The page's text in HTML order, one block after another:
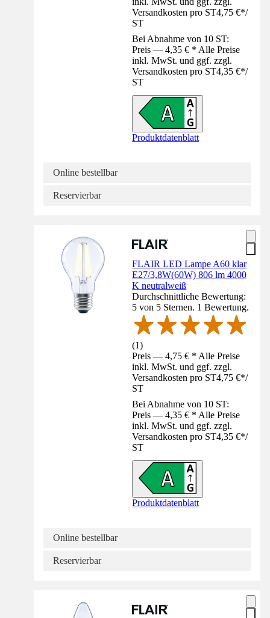
Versandkosten pro ST4,75 €*/
ST
Bei Abnahme von 10 ST:
Preis — 4,35 € * Alle Preise
inkl. MwSt. und ggf. zzgl.
Versandkosten pro ST4,35 €*/
ST
Produktdatenblatt
Online bestellbar
Reservierbar
FLAIR LED Lampe A60 klar
E27/3,8W(60W) 806 lm 4000
K neutralweiß
Durchschnittliche Bewertung:
5 von 5 Sternen. 1 Bewertung.
(1)
Preis — 4,75 € * Alle Preise
inkl. MwSt. und ggf. zzgl.
Versandkosten pro ST4,75 €*/
ST
Bei Abnahme von 10 ST:
Preis — 4,35 € * Alle Preise
inkl. MwSt. und ggf. zzgl.
Versandkosten pro ST4,35 €*/
ST
Produktdatenblatt
Online bestellbar
Reservierbar